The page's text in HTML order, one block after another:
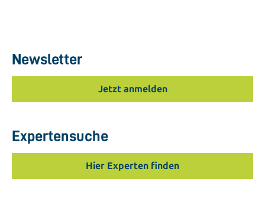
Newsletter
Jetzt anmelden
Expertensuche
Hier Experten finden